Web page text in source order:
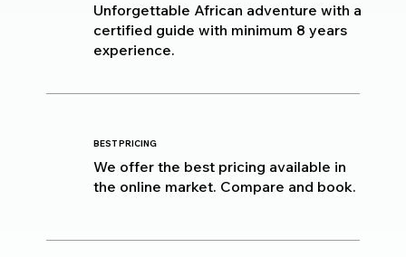
Unforgettable African adventure with a
certified guide with minimum 8 years
experience.
BEST PRICING
We offer the best pricing available in
the online market. Compare and book.